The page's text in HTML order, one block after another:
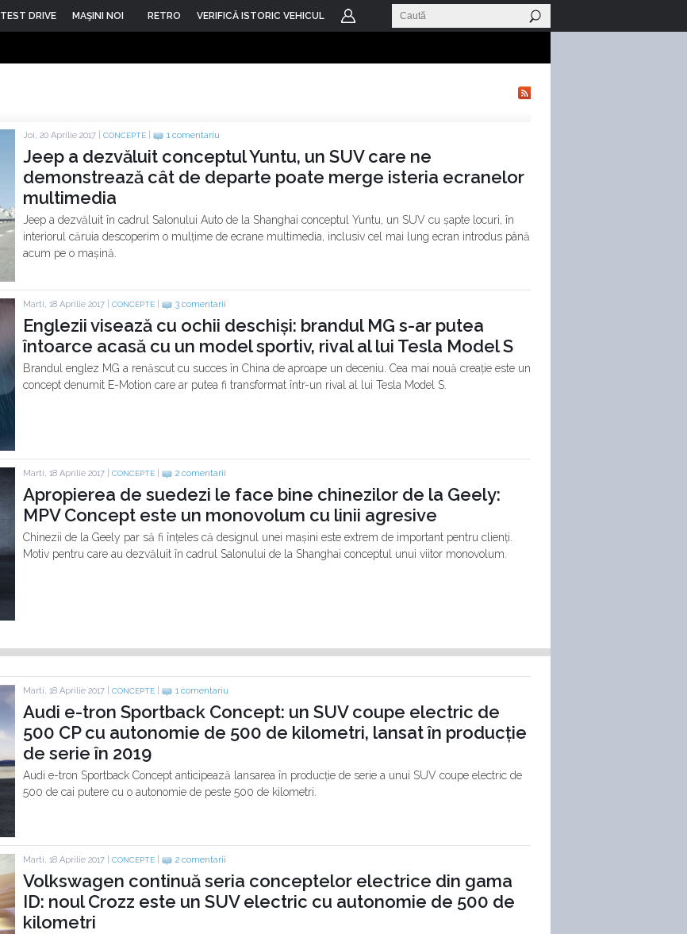
TEST DRIVE MAŞINI NOI RETRO VERIFICĂ ISTORIC VEHICUL
Joi, 20 Aprilie 2017 | CONCEPTE 1 comentariu
Jeep a dezvăluit conceptul Yuntu, un SUV care ne
demonstrează cât de departe poate merge isteria ecranelor
multimedia
Jeep a dezvăluit în cadrul Salonului Auto de la Shanghai conceptul Yuntu, un SUV cu șapte locuri, în
interiorul căruia descoperim o mulțime de ecrane multimedia, inclusiv cel mai lung ecran introdus până
acum pe o mașină.
Marti, 18 Aprilie 2017 | CONCEPTE 3 comentarii
Englezii visează cu ochii deschiși: brandul MG s-ar putea
întoarce acasă cu un model sportiv, rival al lui Tesla Model S
Brandul englez MG a renăscut cu succes în China de aproape un deceniu. Cea mai nouă creație este un
concept denumit E-Motion care ar putea fi transformat într-un rival al lui Tesla Model S.
Marti, 18 Aprilie 2017 | CONCEPTE 2 comentarii
Apropierea de suedezi le face bine chinezilor de la Geely:
MPV Concept este un monovolum cu linii agresive
Chinezii de la Geely par să fi înțeles că designul unei mașini este extrem de important pentru clienți.
Motiv pentru care au dezvăluit în cadrul Salonului de la Shanghai conceptul unui viitor monovolum.
Marti, 18 Aprilie 2017 | CONCEPTE 1 comentariu
Audi e-tron Sportback Concept: un SUV coupe electric de
500 CP cu autonomie de 500 de kilometri, lansat în producție
de serie în 2019
Audi e-tron Sportback Concept anticipează lansarea în producție de serie a unui SUV coupe electric de
500 de cai putere cu o autonomie de peste 500 de kilometri.
Marti, 18 Aprilie 2017 | CONCEPTE 2 comentarii
Volkswagen continuă seria conceptelor electrice din gama
ID: noul Crozz este un SUV electric cu autonomie de 500 de
kilometri